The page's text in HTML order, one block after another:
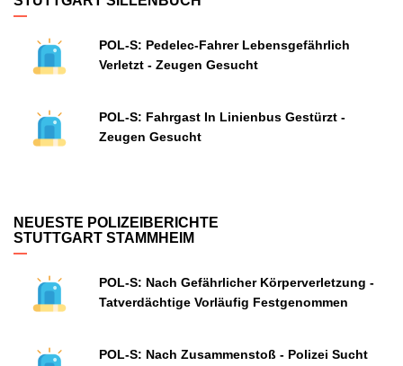
POL-S: Pedelec-Fahrer Lebensgefährlich
Verletzt - Zeugen Gesucht
POL-S: Fahrgast In Linienbus Gestürzt -
Zeugen Gesucht
NEUESTE POLIZEIBERICHTE
STUTTGART STAMMHEIM
POL-S: Nach Gefährlicher Körperverletzung -
Tatverdächtige Vorläufig Festgenommen
POL-S: Nach Zusammenstoß - Polizei Sucht